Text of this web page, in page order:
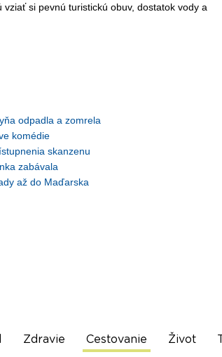
si pevnú turistickú obuv, dostatok vody a
odpadla a zomrela
komédie
skanzenu
zabávala
až do Maďarska
Zdravie Cestovanie Život